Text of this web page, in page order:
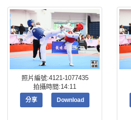
照片編號:4121-1077435
拍攝時間:14:11
分享 Download